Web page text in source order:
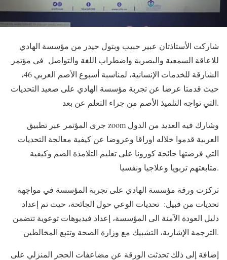
شاركت الأستاذتان عبير حبيب وبتول حيدر من مؤسسة الهادي
للاعاقة السمعية والبصرية واضطراب اللغة والتواصل في مؤتمر
الشارقة للخدمات الإنسانية، لمناسبة أسبوع الأصم العربي 46،
حيث قدمتا عرضا عن تجربة مؤسسة الهادي على صعيد التحديات
التي تواجه التلميذ الأصم من جراء التعلم عن بعد.
جرى المؤتمر عبر تطبيق zoom وشارك فيه العديد من الدول
العربية قدموا خلاله اوراقا وعروضا عن كيفية معالجة التحديات
التي فرضتها جائحة كورونا على تعليم التلامذة الصم وكيفية
متابعتهم تربويا وعلاجيا ونفسيا.
تركزت ورقة مؤسسة الهادي على تجربة المؤسسة في مواجهة
تحديات من قبيل: تحديات الوعي حول الجائحة، حيث تم إعداد
دليل العودة الآمنة الى المؤسسة، إعداد فيديوهات توعوية تتضمن
الترجمة الإشارية، التشبيك مع وزارة الصحة وتتبع المخالطين.
إضافة إلى ذلك تحدثت الورقة عن مضاعفات الحجر المنزلي على